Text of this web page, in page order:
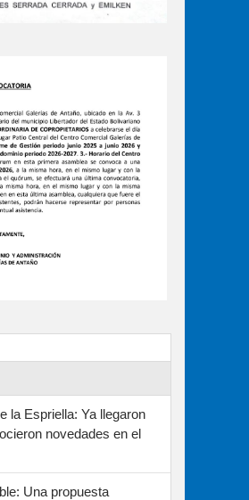
la Espriella: Ya llegaron
novedades en el
Una propuesta